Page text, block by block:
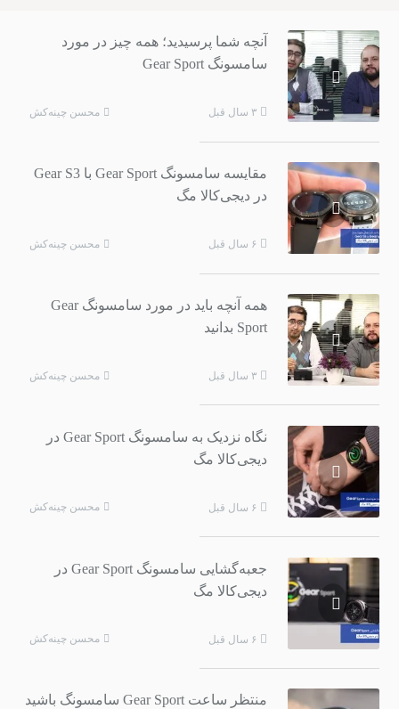
آنچه شما پرسیدید؛ همه چیز در مورد
سامسونگ Gear Sport
۳ سال قبل محسن چینه‌کش
مقایسه سامسونگ Gear Sport با Gear S3
در دیجی‌کالا مگ
۶ سال قبل محسن چینه‌کش
همه آنچه باید در مورد سامسونگ Gear
Sport بدانید
۳ سال قبل محسن چینه‌کش
نگاه نزدیک به سامسونگ Gear Sport در
دیجی‌کالا مگ
۶ سال قبل محسن چینه‌کش
جعبه‌گشایی سامسونگ Gear Sport در
دیجی‌کالا مگ
۶ سال قبل محسن چینه‌کش
منتظر ساعت Gear Sport سامسونگ باشید